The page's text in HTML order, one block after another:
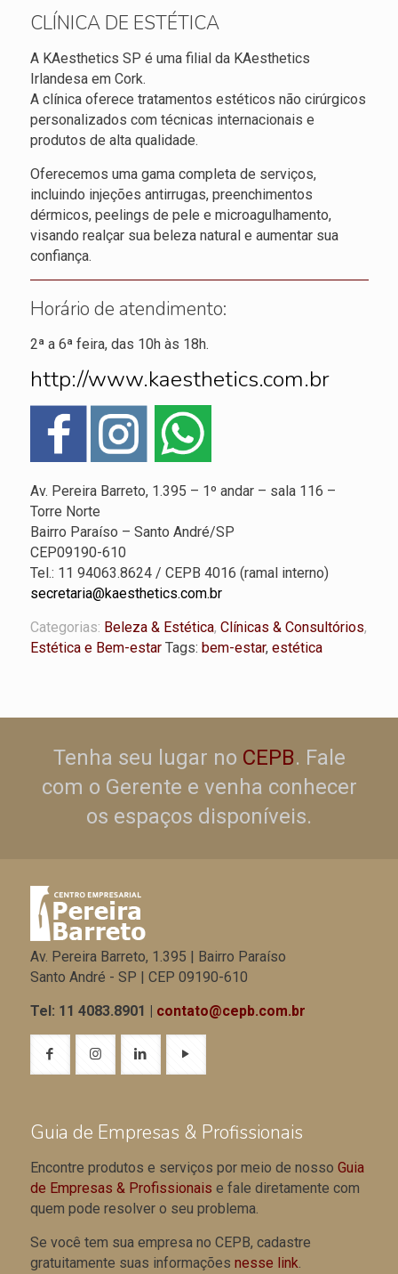
CLÍNICA DE ESTÉTICA
A KAesthetics SP é uma filial da KAesthetics
Irlandesa em Cork.
A clínica oferece tratamentos estéticos não cirúrgicos
personalizados com técnicas internacionais e
produtos de alta qualidade.
Oferecemos uma gama completa de serviços,
incluindo injeções antirrugas, preenchimentos
dérmicos, peelings de pele e microagulhamento,
visando realçar sua beleza natural e aumentar sua
confiança.
Horário de atendimento:
2ª a 6ª feira, das 10h às 18h.
http://www.kaesthetics.com.br
Av. Pereira Barreto, 1.395 – 1º andar – sala 116 –
Torre Norte
Bairro Paraíso – Santo André/SP
CEP09190-610
Tel.: 11 94063.8624 / CEPB 4016 (ramal interno)
secretaria@kaesthetics.com.br
Categorias: Beleza & Estética, Clínicas & Consultórios,
Estética e Bem-estar Tags: bem-estar, estética
Tenha seu lugar no CEPB. Fale
com o Gerente e venha conhecer
os espaços disponíveis.
Av. Pereira Barreto, 1.395 | Bairro Paraíso
Santo André - SP | CEP 09190-610
Tel: 11 4083.8901 | contato@cepb.com.br
Guia de Empresas & Profissionais
Encontre produtos e serviços por meio de nosso Guia
de Empresas & Profissionais e fale diretamente com
quem pode resolver o seu problema.
Se você tem sua empresa no CEPB, cadastre
gratuitamente suas informações nesse link.